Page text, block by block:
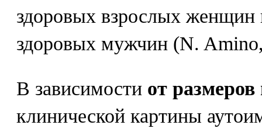
здоровых взрослых женщин
здоровых мужчин (N.
В зависимости от
клинической картины